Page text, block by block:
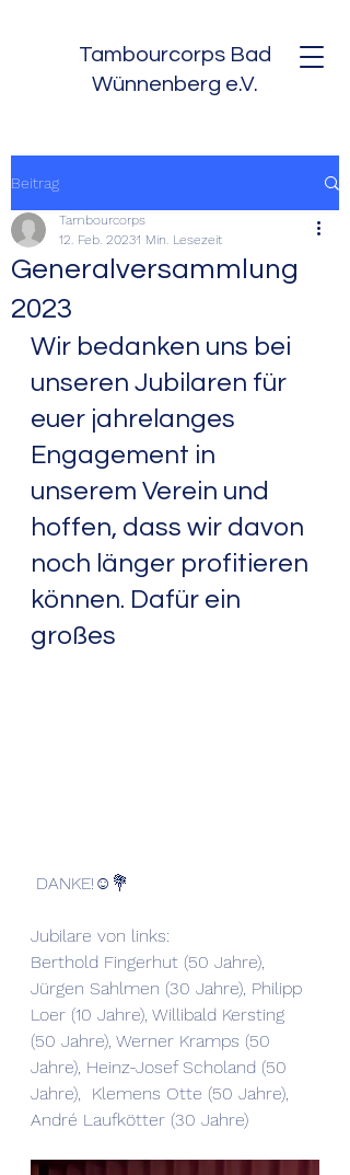
Tambourcorps Bad
Wünnenberg e.V.
Beitrag
Generalversammlung
2023
Tambourcorps
12. Feb. 20231 Min. Lesezeit
Wir bedanken uns bei
unseren Jubilaren für
euer jahrelanges
Engagement in
unserem Verein und
hoffen, dass wir davon
noch länger profitieren
können. Dafür ein
großes
DANKE!☺️💐
Jubilare von links:
Berthold Fingerhut (50 Jahre),
Jürgen Sahlmen (30 Jahre), Philipp
Loer (10 Jahre), Willibald Kersting
(50 Jahre), Werner Kramps (50
Jahre), Heinz-Josef Scholand (50
Jahre),  Klemens Otte (50 Jahre),
André Laufkötter (30 Jahre)